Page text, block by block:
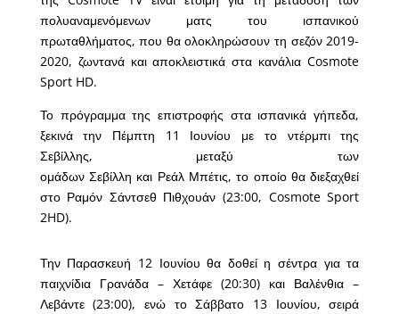
πολυαναμενόμενων ματς του ισπανικού
πρωταθλήματος, που θα ολοκληρώσουν τη σεζόν 2019-
2020, ζωντανά και αποκλειστικά στα κανάλια Cosmote
Sport HD.
Το πρόγραμμα της επιστροφής στα ισπανικά γήπεδα,
ξεκινά την Πέμπτη 11 Ιουνίου με το ντέρμπι της
Σεβίλλης, μεταξύ των
ομάδων Σεβίλλη και Ρεάλ Μπέτις, το οποίο θα διεξαχθεί
στο Ραμόν Σάντσεθ Πιθχουάν (23:00, Cosmote Sport
2HD).
Την Παρασκευή 12 Ιουνίου θα δοθεί η σέντρα για τα
παιχνίδια Γρανάδα – Χετάφε (20:30) και Βαλένθια –
Λεβάντε (23:00), ενώ το Σάββατο 13 Ιουνίου, σειρά